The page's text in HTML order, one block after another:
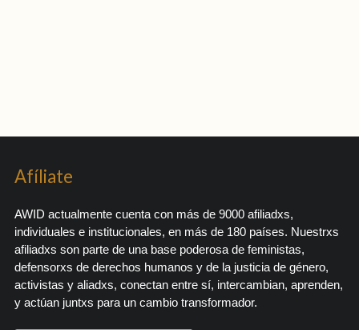
Afíliate
AWID actualmente cuenta con más de 9000 afiliadxs,
individuales e institucionales, en más de 180 países. Nuestrxs
afiliadxs son parte de una base poderosa de feministas,
defensorxs de derechos humanos y de la justicia de género,
activistas y aliadxs, conectan entre sí, intercambian, aprenden,
y actúan juntxs para un cambio transformador.